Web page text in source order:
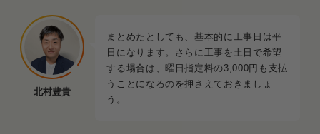
北村豊貴
まとめたとしても、基本的に工事日は平
日になります。さらに工事を土日で希望
する場合は、曜日指定料の3,000円も支払
うことになるのを押さえておきましょ
う。